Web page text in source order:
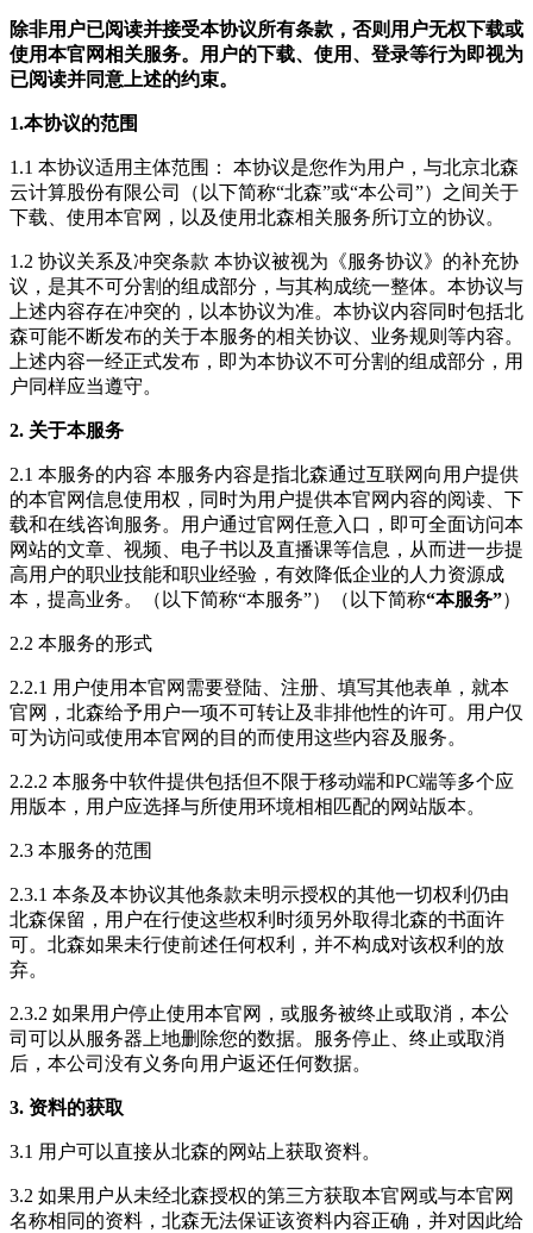
除非用户已阅读并接受本协议所有条款，否则用户无权下载或
使用本官网相关服务。用户的下载、使用、登录等行为即视为
已阅读并同意上述的约束。
1.本协议的范围
1.1 本协议适用主体范围： 本协议是您作为用户，与北京北森
云计算股份有限公司（以下简称“北森”或“本公司”）之间关于
下载、使用本官网，以及使用北森相关服务所订立的协议。
1.2 协议关系及冲突条款 本协议被视为《服务协议》的补充协
议，是其不可分割的组成部分，与其构成统一整体。本协议与
上述内容存在冲突的，以本协议为准。本协议内容同时包括北
森可能不断发布的关于本服务的相关协议、业务规则等内容。
上述内容一经正式发布，即为本协议不可分割的组成部分，用
户同样应当遵守。
2. 关于本服务
2.1 本服务的内容 本服务内容是指北森通过互联网向用户提供
的本官网信息使用权，同时为用户提供本官网内容的阅读、下
载和在线咨询服务。用户通过官网任意入口，即可全面访问本
网站的文章、视频、电子书以及直播课等信息，从而进一步提
高用户的职业技能和职业经验，有效降低企业的人力资源成
本，提高业务。（以下简称“本服务”）（以下简称“本服务”）
2.2 本服务的形式
2.2.1 用户使用本官网需要登陆、注册、填写其他表单，就本
官网，北森给予用户一项不可转让及非排他性的许可。用户仅
可为访问或使用本官网的目的而使用这些内容及服务。
2.2.2 本服务中软件提供包括但不限于移动端和PC端等多个应
用版本，用户应选择与所使用环境相相匹配的网站版本。
2.3 本服务的范围
2.3.1 本条及本协议其他条款未明示授权的其他一切权利仍由
北森保留，用户在行使这些权利时须另外取得北森的书面许
可。北森如果未行使前述任何权利，并不构成对该权利的放
弃。
2.3.2 如果用户停止使用本官网，或服务被终止或取消，本公
司可以从服务器上地删除您的数据。服务停止、终止或取消
后，本公司没有义务向用户返还任何数据。
3. 资料的获取
3.1 用户可以直接从北森的网站上获取资料。
3.2 如果用户从未经北森授权的第三方获取本官网或与本官网
名称相同的资料，北森无法保证该资料内容正确，并对因此给